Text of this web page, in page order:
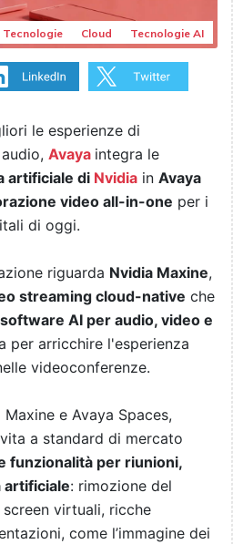
Tecnologie Cloud Tecnologie AI
le esperienze di
Avaya integra le
artificiale di Nvidia in Avaya
video all-in-one per i
di oggi.
riguarda Nvidia Maxine,
streaming cloud-native che
AI per audio, video e
per arricchire l'esperienza
videoconferenze.
e Avaya Spaces,
a standard di mercato
funzionalità per riunioni,
artificiale: rimozione del
virtuali, ricche
come l’immagine dei